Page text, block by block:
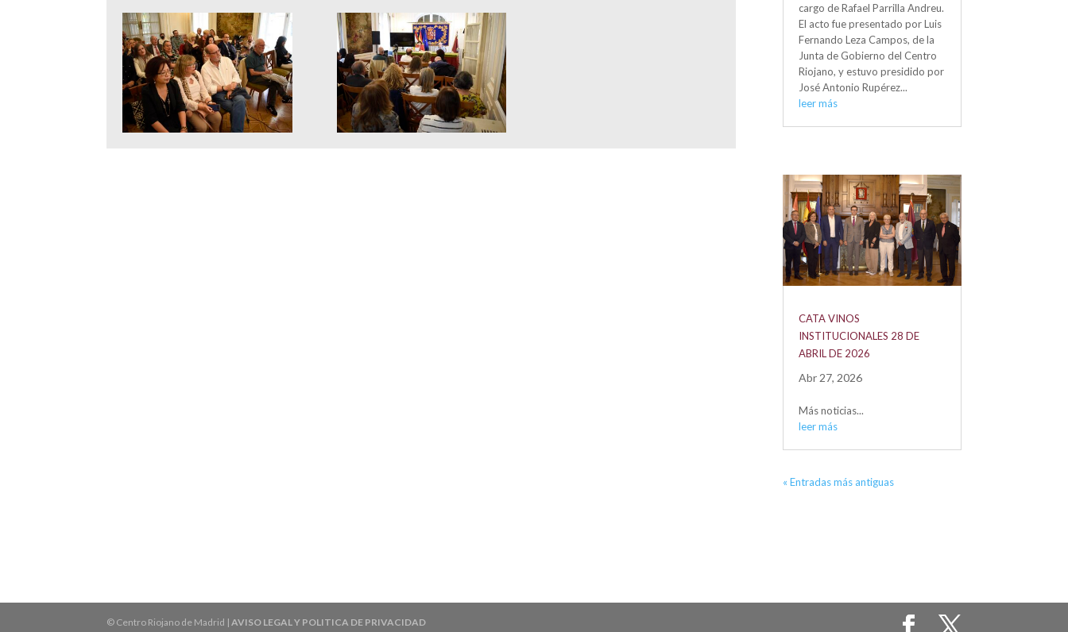
cargo de Rafael Parrilla Andreu.
El acto fue presentado por Luis
Fernando Leza Campos, de la
Junta de Gobierno del Centro
Riojano, y estuvo presidido por
José Antonio Rupérez...
leer más
CATA VINOS
INSTITUCIONALES 28 DE
ABRIL DE 2026
Abr 27, 2026
Más noticias...
leer más
« Entradas más antiguas
© Centro Riojano de Madrid |AVISO LEGAL Y POLITICA DE PRIVACIDAD